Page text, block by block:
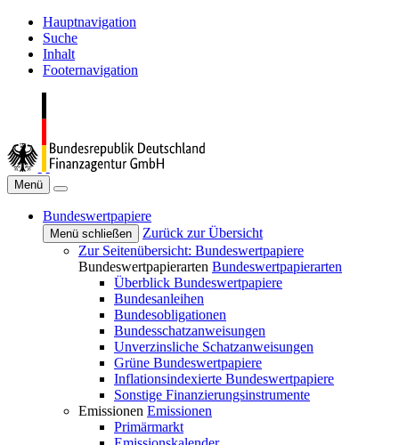
Hauptnavigation
Suche
Inhalt
Footernavigation
Menü
Bundeswertpapiere
Menü schließen
Zurück zur Übersicht
Zur Seitenübersicht: Bundeswertpapiere
Bundeswertpapierarten Bundeswertpapierarten
Überblick Bundeswertpapiere
Bundesanleihen
Bundesobligationen
Bundesschatzanweisungen
Unverzinsliche Schatzanweisungen
Grüne Bundeswertpapiere
Inflationsindexierte Bundeswertpapiere
Sonstige Finanzierungsinstrumente
Emissionen Emissionen
Primärmarkt